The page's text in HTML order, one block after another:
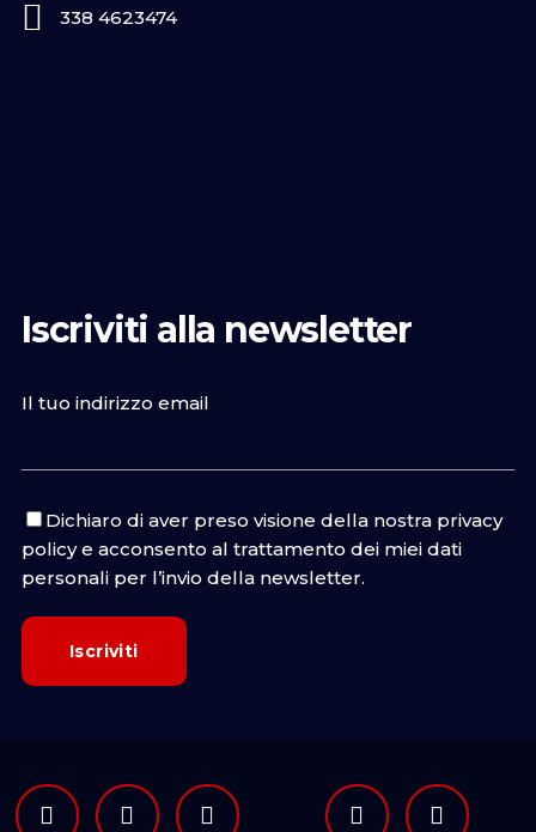
338 4623474
Iscriviti alla newsletter
Il tuo indirizzo email
Dichiaro di aver preso visione della nostra privacy
policye acconsento al trattamento dei miei dati
personali per l’invio della newsletter.